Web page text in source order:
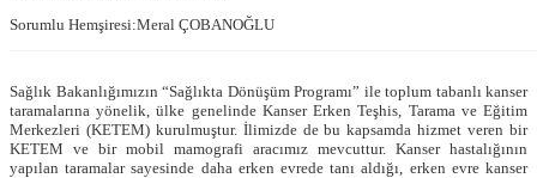
Sorumlu Hemşiresi:Meral ÇOBANOĞLU
Sağlık Bakanlığımızın “Sağlıkta Dönüşüm Programı” ile toplum tabanlı kanser
taramalarına yönelik, ülke genelinde Kanser Erken Teşhis, Tarama ve Eğitim
Merkezleri (KETEM) kurulmuştur. İlimizde de bu kapsamda hizmet veren bir
KETEM ve bir mobil mamografi aracımız mevcuttur. Kanser hastalığının
yapılan taramalar sayesinde daha erken evrede tanı aldığı, erken evre kanser